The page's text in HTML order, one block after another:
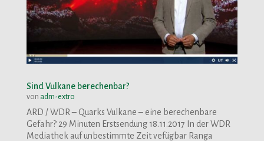
Sind Vulkane berechenbar?
von adm-extro
ARD / WDR – Quarks Vulkane – eine berechenbare
Gefahr? 29 Minuten Erstsendung 18.11.2017 In der WDR
Mediathek auf unbestimmte Zeit vefügbar Ranga